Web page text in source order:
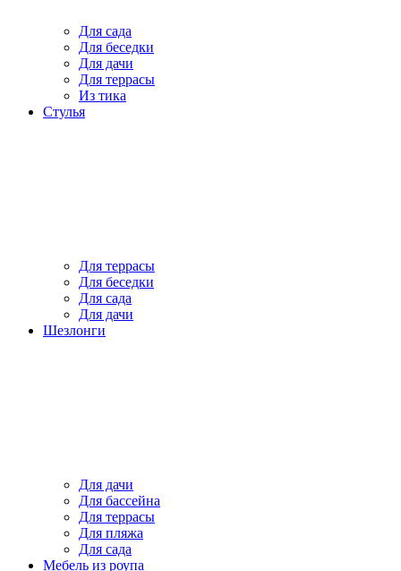
Для сада
Для беседки
Для дачи
Для террасы
Из тика
Стулья
Для террасы
Для беседки
Для сада
Для дачи
Шезлонги
Для дачи
Для бассейна
Для террасы
Для пляжа
Для сада
Мебель из роупа